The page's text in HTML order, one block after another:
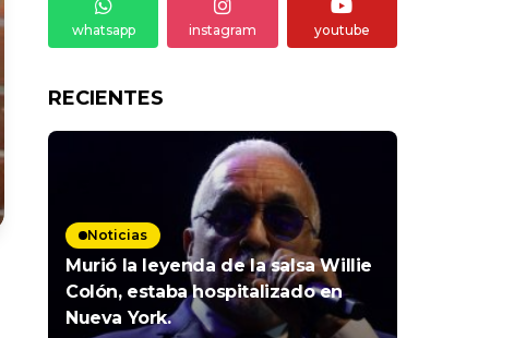
whatsapp instagram youtube
RECIENTES
Noticias
Murió la leyenda de la salsa Willie
Colón, estaba hospitalizado en
Nueva York.